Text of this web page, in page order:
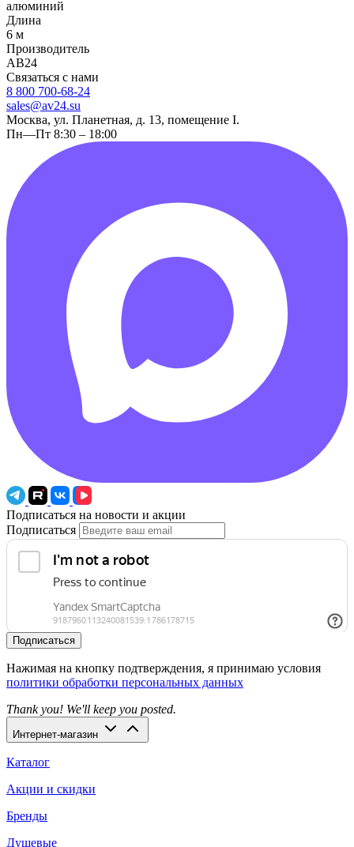
алюминий
Длина
6 м
Производитель
АВ24
Связаться с нами
8 800 700-68-24
sales@av24.su
Москва, ул. Планетная, д. 13, помещение I.
Пн—Пт 8:30 – 18:00
Подписаться на новости и акции
Подписаться
Подписаться
Нажимая на кнопку подтверждения, я принимаю условия
политики обработки персональных данных
Thank you! We'll keep you posted.
Интернет-магазин
Каталог
Акции и скидки
Бренды
Душевые